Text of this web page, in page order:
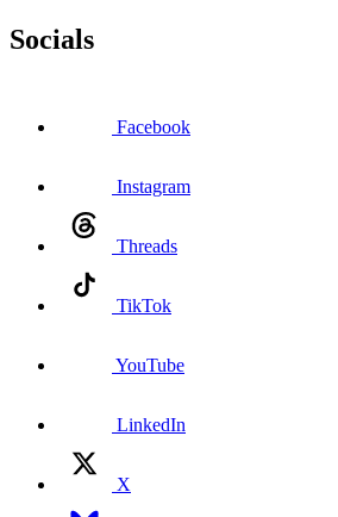
Socials
Facebook
Instagram
Threads
TikTok
YouTube
LinkedIn
X